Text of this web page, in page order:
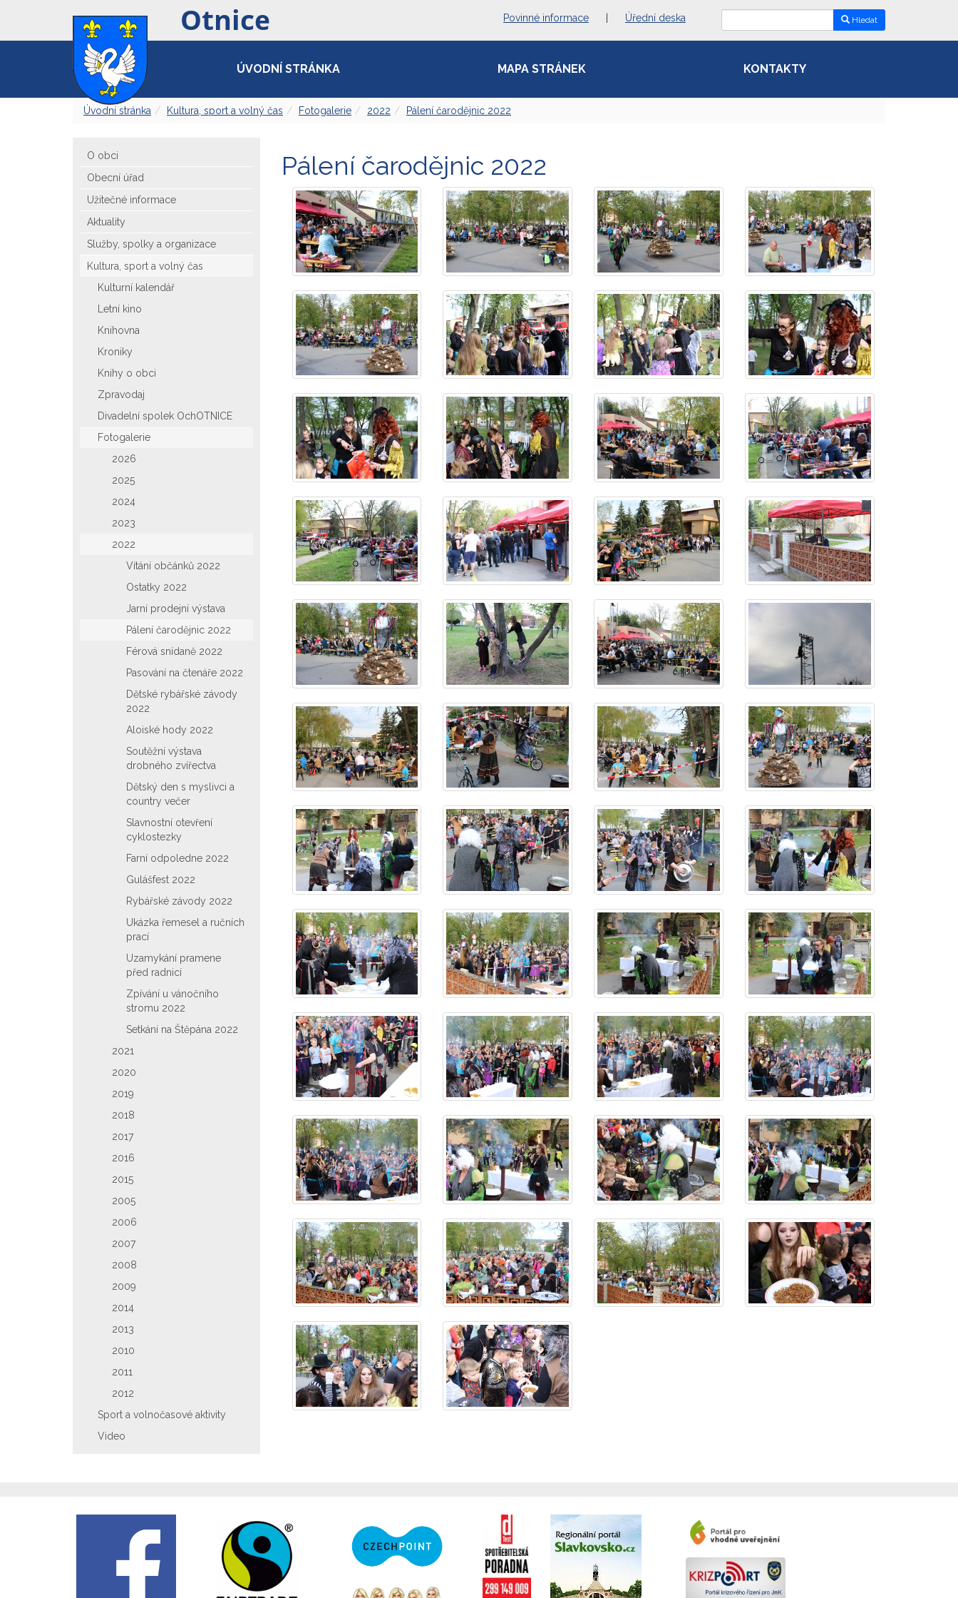
Povinné informace Úřední deska Hledat
ÚVODNÍ STRÁNKA MAPA STRÁNEK KONTAKTY
Úvodní stránka Kultura, sport a volný čas Fotogalerie 2022 Pálení čarodějnic 2022
O obci
Obecní úřad
Užitečné informace
Aktuality
Služby, spolky a organizace
Kultura, sport a volný čas
Kulturní kalendář
Letní kino
Knihovna
Kroniky
Knihy o obci
Zpravodaj
Divadelní spolek OchOTNICE
Fotogalerie
2026
2025
2024
2023
2022
Vítání občánků 2022
Ostatky 2022
Jarní prodejní výstava
Pálení čarodějnic 2022
Férová snídaně 2022
Pasování na čtenáře 2022
Dětské rybářské závody
2022
Aloiské hody 2022
Soutěžní výstava
drobného zvířectva
Dětský den s myslivci a
country večer
Slavnostní otevření
cyklostezky
Farní odpoledne 2022
Gulášfest 2022
Rybářské závody 2022
Ukázka řemesel a ručních
prací
Uzamykání pramene
před radnicí
Zpívání u vánočního
stromu 2022
Setkání na Štěpána 2022
2021
2020
2019
2018
2017
2016
2015
2005
2006
2007
2008
2009
2014
2013
2010
2011
2012
Sport a volnočasové aktivity
Video
Pálení čarodějnic 2022